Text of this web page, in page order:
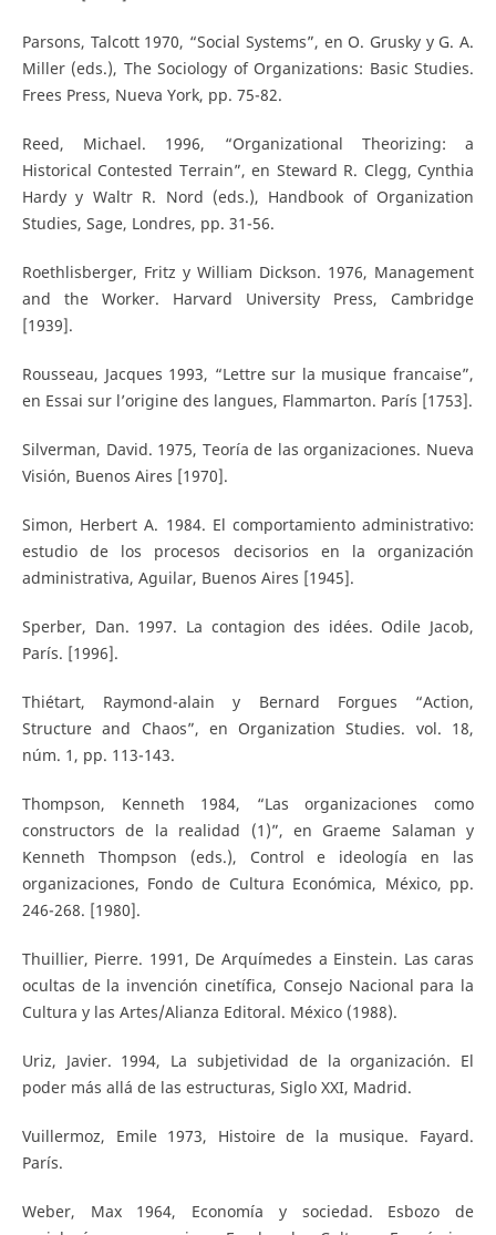
Parsons, Talcott 1970, “Social Systems”, en O. Grusky y G. A.
Miller (eds.), The Sociology of Organizations: Basic Studies.
Frees Press, Nueva York, pp. 75-82.
Reed, Michael. 1996, “Organizational Theorizing: a
Historical Contested Terrain”, en Steward R. Clegg, Cynthia
Hardy y Waltr R. Nord (eds.), Handbook of Organization
Studies, Sage, Londres, pp. 31-56.
Roethlisberger, Fritz y William Dickson. 1976, Management
and the Worker. Harvard University Press, Cambridge
[1939].
Rousseau, Jacques 1993, “Lettre sur la musique francaise”,
en Essai sur l’origine des langues, Flammarton. París [1753].
Silverman, David. 1975, Teoría de las organizaciones. Nueva
Visión, Buenos Aires [1970].
Simon, Herbert A. 1984. El comportamiento administrativo:
estudio de los procesos decisorios en la organización
administrativa, Aguilar, Buenos Aires [1945].
Sperber, Dan. 1997. La contagion des idées. Odile Jacob,
París. [1996].
Thiétart, Raymond-alain y Bernard Forgues “Action,
Structure and Chaos”, en Organization Studies. vol. 18,
núm. 1, pp. 113-143.
Thompson, Kenneth 1984, “Las organizaciones como
constructors de la realidad (1)”, en Graeme Salaman y
Kenneth Thompson (eds.), Control e ideología en las
organizaciones, Fondo de Cultura Económica, México, pp.
246-268. [1980].
Thuillier, Pierre. 1991, De Arquímedes a Einstein. Las caras
ocultas de la invención cinetífica, Consejo Nacional para la
Cultura y las Artes/Alianza Editoral. México (1988).
Uriz, Javier. 1994, La subjetividad de la organización. El
poder más allá de las estructuras, Siglo XXI, Madrid.
Vuillermoz, Emile 1973, Histoire de la musique. Fayard.
París.
Weber, Max 1964, Economía y sociedad. Esbozo de